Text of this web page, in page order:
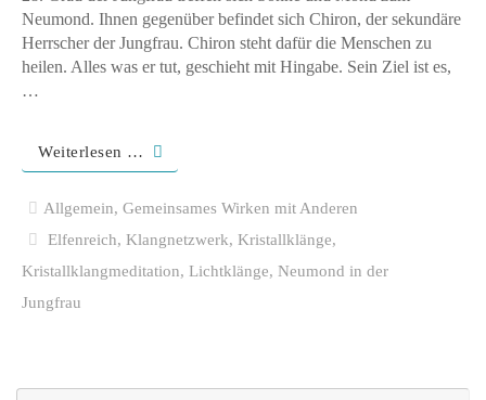
Neumond. Ihnen gegenüber befindet sich Chiron, der sekundäre
Herrscher der Jungfrau. Chiron steht dafür die Menschen zu
heilen. Alles was er tut, geschieht mit Hingabe. Sein Ziel ist es,
…
Weiterlesen …
Allgemein,Gemeinsames Wirken mit Anderen
Elfenreich,Klangnetzwerk,Kristallklänge,
Kristallklangmeditation, Lichtklänge, Neumond in der
Jungfrau